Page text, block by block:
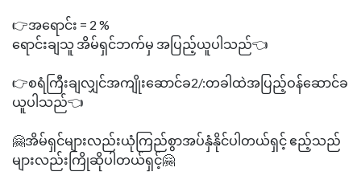
👉အရောင်း = 2 %
ရောင်းချသူ အိမ်ရှင်ဘက်မှ အပြည့်ယူပါသည်👈
👉စရံကြီးချလျှင်အကျိုးဆောင်ခ2/:တခါထဲအပြည့်ဝန်ဆောင်ခ
ယူပါသည်👈
🤗အိမ်ရှင်များလည်းယုံကြည်စွာအပ်နှံနိုင်ပါတယ်ရှင့် ဧည့်သည်
များလည်းကြိုဆိုပါတယ်ရှင့်🤗